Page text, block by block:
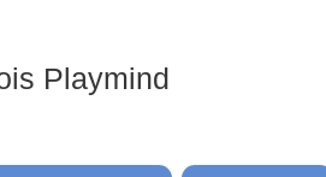
Playmind